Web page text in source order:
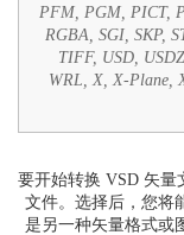
PFM, PGM, PICT,
RGBA, SGI, SKP,
TIFF, USD,
WRL, X, X-Plane,
要开始转换 VSD 矢量
文件。选择后，您将
是另一种矢量格式或